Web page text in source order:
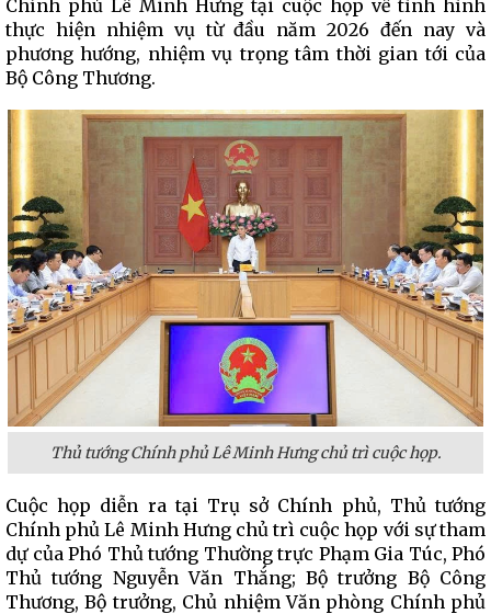
Chính phủ Lê Minh Hưng tại cuộc họp về tình hình
thực hiện nhiệm vụ từ đầu năm 2026 đến nay và
phương hướng, nhiệm vụ trọng tâm thời gian tới của
Bộ Công Thương.
Thủ tướng Chính phủ Lê Minh Hưng chủ trì cuộc họp.
Cuộc họp diễn ra tại Trụ sở Chính phủ, Thủ tướng
Chính phủ Lê Minh Hưng chủ trì cuộc họp với sự tham
dự của Phó Thủ tướng Thường trực Phạm Gia Túc, Phó
Thủ tướng Nguyễn Văn Thắng; Bộ trưởng Bộ Công
Thương, Bộ trưởng, Chủ nhiệm Văn phòng Chính phủ